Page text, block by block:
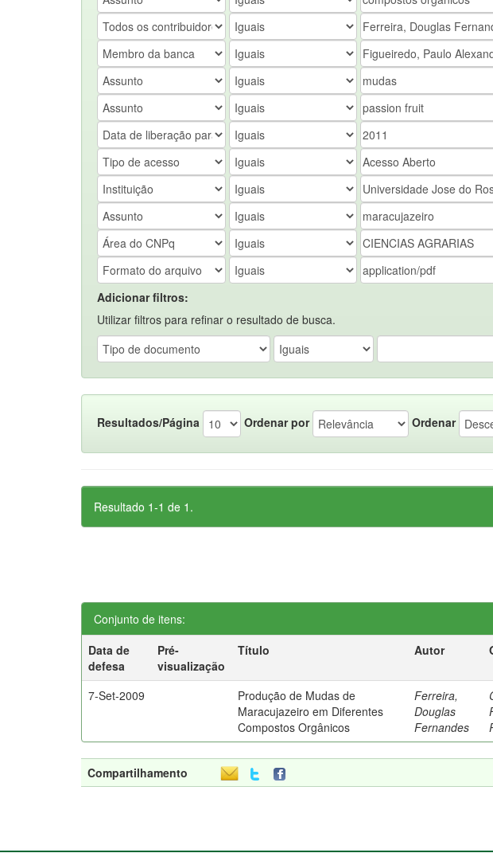
Adicionar filtros:
Utilizar filtros para refinar o resultado de busca.
Resultados/Página Ordenar por Ordenar
Resultado 1-1 de 1.
Conjunto de itens:
Data de
defesa
Pré-
visualização
Título Autor
7-Set-2009
Produção de Mudas de
Maracujazeiro em Diferentes
Compostos Orgânicos
Ferreira,
Douglas
Fernandes
Compartilhamento